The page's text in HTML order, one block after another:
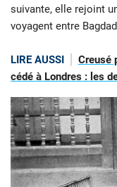
suivante, elle rejoint
voyagent entre
LIRE AUSSI
Creusé
cédé à Londres : les